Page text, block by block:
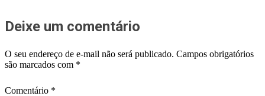
Deixe um comentário
O seu endereço de e-mail não será publicado. Campos obrigatórios
são marcados com *
Comentário *